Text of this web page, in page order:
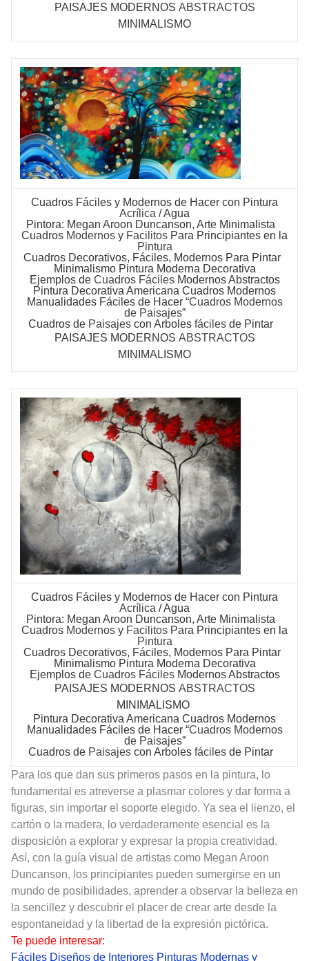
PAISAJES MODERNOS ABSTRACTOS
MINIMALISMO
Cuadros Fáciles y Modernos de Hacer con Pintura
Acrílica / Agua
Pintora: Megan Aroon Duncanson, Arte Minimalista
Cuadros Modernos y Facilitos Para Principiantes en la
Pintura
Cuadros Decorativos, Fáciles, Modernos Para Pintar
MinimalismoPintura Moderna Decorativa
Ejemplos de Cuadros FácilesModernos Abstractos
Pintura Decorativa Americana Cuadros Modernos
Manualidades Fáciles de Hacer “Cuadros Modernos
de Paisajes”
Cuadrosde Paisajescon Arboles fácilesde Pintar
PAISAJES MODERNOS ABSTRACTOS
MINIMALISMO
Cuadros Fáciles y Modernos de Hacer con Pintura
Acrílica / Agua
Pintora: Megan Aroon Duncanson, Arte Minimalista
Cuadros Modernos y Facilitos Para Principiantes en la
Pintura
Cuadros Decorativos, Fáciles, Modernos Para Pintar
MinimalismoPintura Moderna Decorativa
Ejemplos de Cuadros FácilesModernos Abstractos
PAISAJES MODERNOS ABSTRACTOS
MINIMALISMO
Pintura Decorativa Americana Cuadros Modernos
Manualidades Fáciles de Hacer “Cuadros Modernos
de Paisajes”
Cuadrosde Paisajescon Arboles fácilesde Pintar
Para los que dan sus primeros pasos en la pintura, lo
fundamental es atreverse a plasmar colores y dar forma a
figuras, sin importar el soporte elegido. Ya sea el lienzo, el
cartón o la madera, lo verdaderamente esencial es la
disposición a explorar y expresar la propia creatividad.
Así, con la guía visual de artistas como Megan Aroon
Duncanson, los principiantes pueden sumergirse en un
mundo de posibilidades, aprender a observar la belleza en
la sencillez y descubrir el placer de crear arte desde la
espontaneidad y la libertad de la expresión pictórica.
Te puede interesar:
Fáciles Diseños de Interiores Pinturas Modernas y